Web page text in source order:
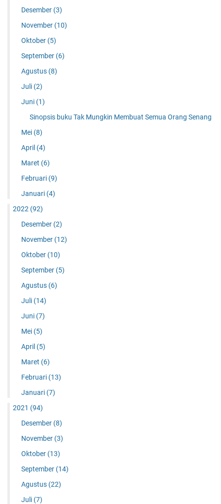
Desember (3)
November (10)
Oktober (5)
September (6)
Agustus (8)
Juli (2)
Juni (1)
Sinopsis buku Tak Mungkin Membuat Semua Orang Senang
Mei (8)
April (4)
Maret (6)
Februari (9)
Januari (4)
2022 (92)
Desember (2)
November (12)
Oktober (10)
September (5)
Agustus (6)
Juli (14)
Juni (7)
Mei (5)
April (5)
Maret (6)
Februari (13)
Januari (7)
2021 (94)
Desember (8)
November (3)
Oktober (13)
September (14)
Agustus (22)
Juli (7)